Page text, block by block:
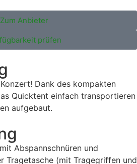
Zum Anbieter
prüfen
Dank des kompakten
Quicktent einfach transportieren
aufgebaut.
Abspannschnüren und
Tragetasche (mit Tragegriffen und